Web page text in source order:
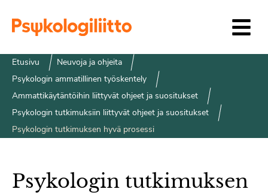
Etusivu
Neuvoja ja ohjeita
Psykologin ammatillinen työskentely
Ammattikäytäntöihin liittyvät ohjeet ja suositukset
Psykologin tutkimuksiin liittyvät ohjeet ja suositukset
Psykologin tutkimuksen hyvä prosessi
Psykologin tutkimuksen